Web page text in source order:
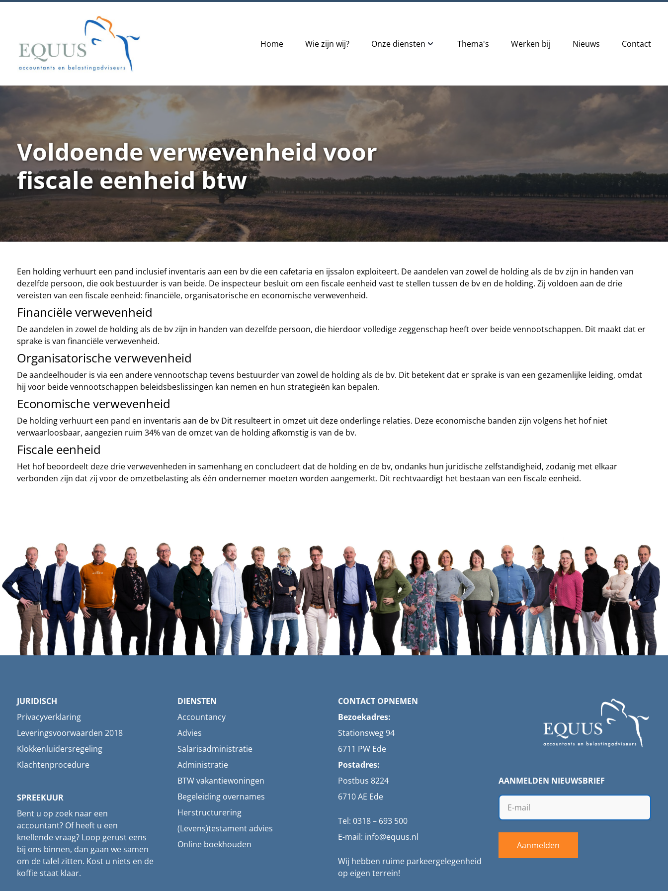
Home Wie zijn wij? Onze diensten Thema's Werken bij Nieuws Contact
Voldoende verwevenheid voor
fiscale eenheid btw
Een holding verhuurt een pand inclusief inventaris aan een bv die een cafetaria en ijssalon exploiteert. De aandelen van zowel de holding als de bv zijn in handen van
dezelfde persoon, die ook bestuurder is van beide. De inspecteur besluit om een fiscale eenheid vast te stellen tussen de bv en de holding. Zij voldoen aan de drie
vereisten van een fiscale eenheid: financiële, organisatorische en economische verwevenheid.
Financiële verwevenheid
De aandelen in zowel de holding als de bv zijn in handen van dezelfde persoon, die hierdoor volledige zeggenschap heeft over beide vennootschappen. Dit maakt dat er
sprake is van financiële verwevenheid.
Organisatorische verwevenheid
De aandeelhouder is via een andere vennootschap tevens bestuurder van zowel de holding als de bv. Dit betekent dat er sprake is van een gezamenlijke leiding, omdat
hij voor beide vennootschappen beleidsbeslissingen kan nemen en hun strategieën kan bepalen.
Economische verwevenheid
De holding verhuurt een pand en inventaris aan de bv Dit resulteert in omzet uit deze onderlinge relaties. Deze economische banden zijn volgens het hof niet
verwaarloosbaar, aangezien ruim 34% van de omzet van de holding afkomstig is van de bv.
Fiscale eenheid
Het hof beoordeelt deze drie verwevenheden in samenhang en concludeert dat de holding en de bv, ondanks hun juridische zelfstandigheid, zodanig met elkaar
verbonden zijn dat zij voor de omzetbelasting als één ondernemer moeten worden aangemerkt. Dit rechtvaardigt het bestaan van een fiscale eenheid.
JURIDISCH
Privacyverklaring
Leveringsvoorwaarden 2018
Klokkenluidersregeling
Klachtenprocedure
SPREEKUUR
Bent u op zoek naar een
accountant? Of heeft u een
knellende vraag? Loop gerust eens
bij ons binnen, dan gaan we samen
om de tafel zitten. Kost u niets en de
koffie staat klaar.
DIENSTEN
Accountancy
Advies
Salarisadministratie
Administratie
BTW vakantiewoningen
Begeleiding overnames
Herstructurering
(Levens)testament advies
Online boekhouden
CONTACT OPNEMEN
Bezoekadres:
Stationsweg 94
6711 PW Ede
Postadres:
Postbus 8224
6710 AE Ede
Tel: 0318 – 693 500
E-mail: info@equus.nl
Wij hebben ruime parkeergelegenheid
op eigen terrein!
AANMELDEN NIEUWSBRIEF
Aanmelden